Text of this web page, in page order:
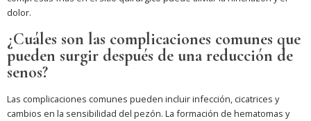
dolor.
¿Cuáles son las complicaciones comunes que
pueden surgir después de una reducción de
senos?
Las complicaciones comunes pueden incluir infección, cicatrices y
cambios en la sensibilidad del pezón. La formación de hematomas y